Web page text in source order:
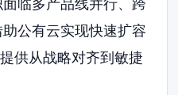
临多产品线并行、跨
公有云实现快速扩容
供从战略对齐到敏捷